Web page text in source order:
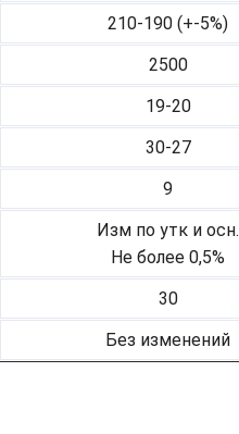
210-190 (+-5%)
2500
19-20
30-27
9
Изм по утк и осн.
Не более 0,5%
30
Без изменений